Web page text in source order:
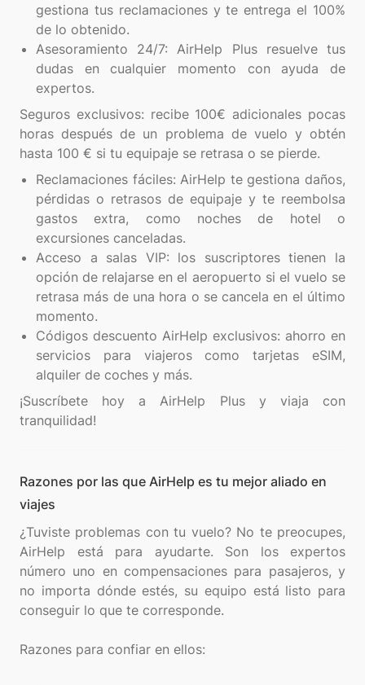
gestiona tus reclamaciones y te entrega el 100%
de lo obtenido.
Asesoramiento 24/7: AirHelp Plus resuelve tus
dudas en cualquier momento con ayuda de
expertos.
Seguros exclusivos: recibe 100€ adicionales pocas
horas después de un problema de vuelo y obtén
Reclamaciones fáciles: AirHelp te gestiona daños,
pérdidas o retrasos de equipaje y te reembolsa
gastos extra, como noches de hotel o
excursiones canceladas.
Acceso a salas VIP: los suscriptores tienen la
opción de relajarse en el aeropuerto si el vuelo se
retrasa más de una hora o se cancela en el último
momento.
Códigos descuento AirHelp exclusivos: ahorro en
servicios para viajeros como tarjetas eSIM,
alquiler de coches y más.
¡Suscríbete hoy a AirHelp Plus y viaja con
Razones por las que AirHelp es tu mejor aliado en
viajes
¿Tuviste problemas con tu vuelo? No te preocupes,
AirHelp está para ayudarte. Son los expertos
número uno en compensaciones para pasajeros, y
no importa dónde estés, su equipo está listo para
conseguir lo que te corresponde.
Razones para confiar en ellos: